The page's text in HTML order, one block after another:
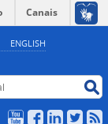
ENGLISH
Canais
YouTubeFacebookLinkedIn
Twitter